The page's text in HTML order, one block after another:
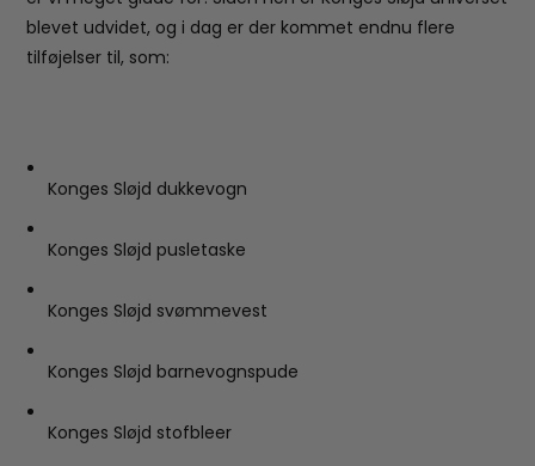
blevet udvidet, og i dag er der kommet endnu flere
tilføjelser til, som:
Konges Sløjd dukkevogn
Konges Sløjd pusletaske
Konges Sløjd svømmevest
Konges Sløjd barnevognspude
Konges Sløjd stofbleer